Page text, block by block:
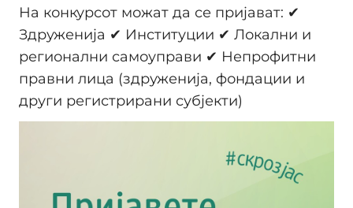
На конкурсот можат да се пријават: ✔
Здруженија ✔ Институции ✔ Локални и
регионални самоуправи ✔ Непрофитни
правни лица (здруженија, фондации и
други регистрирани субјекти)